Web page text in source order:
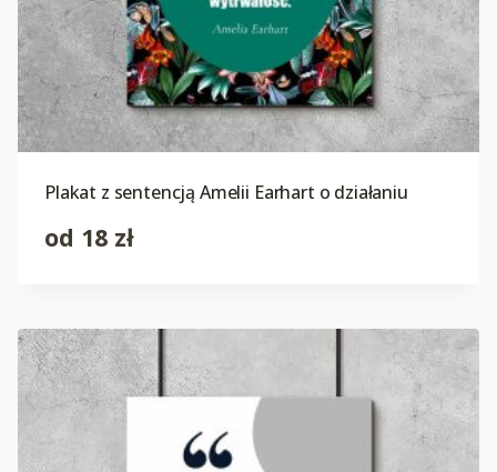
Plakat z sentencją Amelii Earhart o działaniu
od 18 zł